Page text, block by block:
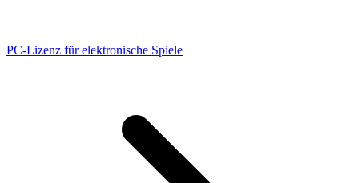
PC-Lizenz für elektronische Spiele